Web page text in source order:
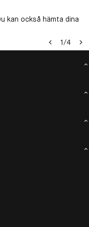
kan också hämta dina
1/4